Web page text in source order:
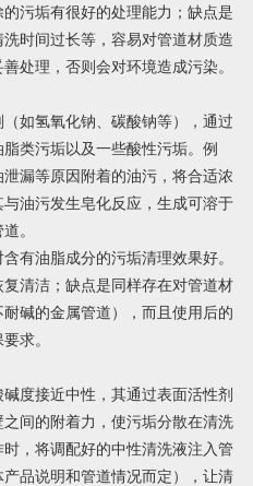
污垢有很好的处理能力；缺点是
时间过长等，容易对管道材质造
处理，否则会对环境造成污染。
如氢氧化钠、碳酸钠等），通过
类污垢以及一些酸性污垢。例
漏等原因附着的油污，将合适浓
油污发生皂化反应，生成可溶于
。
有油脂成分的污垢清理效果好。
清洁；缺点是同样存在对管道材
碱的金属管道），而且使用后的
求。
度接近中性，其通过表面活性剂
间的附着力，使污垢分散在清洗
，将调配好的中性清洗液注入管
品说明和管道情况而定），让清